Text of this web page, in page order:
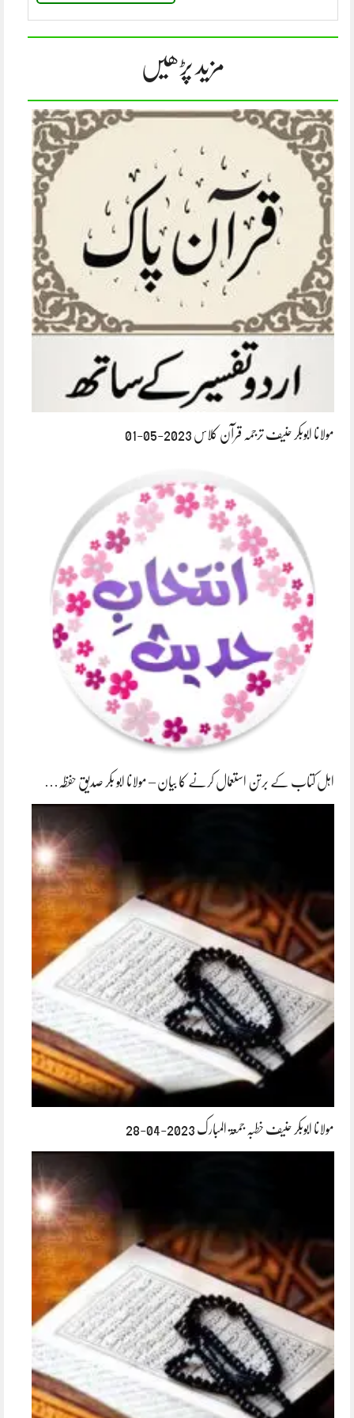
مزید پڑھیں
مولانا ابوبکر حنیف ترجمہ قرآن کلاس 2023-05-01
اہل کتاب کے برتن استعمال کرنے کا بیان – مولانا ابو بکر صدیق حفظہ…
مولانا ابوبکر حنیف خطبہ جمعۃ المبارک 2023-04-28